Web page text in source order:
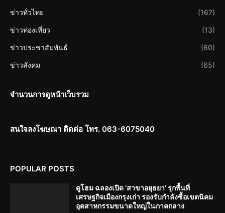
ข่าวทั่วไทย (167)
ข่าวท่องเที่ยว (13)
ข่าวประชาสัมพันธ์ (60)
ข่าวสังคม (65)
จำนวนการดูหน้าเว็บรวม
สนใจลงโฆษณา ติดต่อ โทร. 063-6075040
POPULAR POSTS
ดูโฮม ฉลองเปิด ‘สาขาอยุธยา’ รุกพื้นที่
เศรษฐกิจเมืองกรุงเก่า รองรับกำลังซื้อเขตนิคม
อุตสาหกรรมขนาดใหญ่ในภาคกลาง